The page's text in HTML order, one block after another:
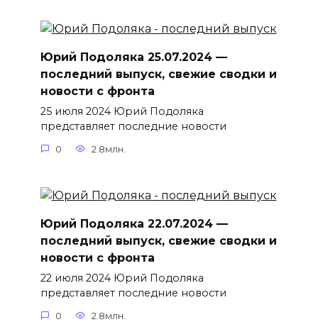
Юрий Подоляка 25.07.2024 —
последний выпуск, свежие сводки и
новости с фронта
25 июля 2024 Юрий Подоляка
представляет последние новости
0 2.8млн.
Юрий Подоляка 22.07.2024 —
последний выпуск, свежие сводки и
новости с фронта
22 июля 2024 Юрий Подоляка
представляет последние новости
0 2.8млн.